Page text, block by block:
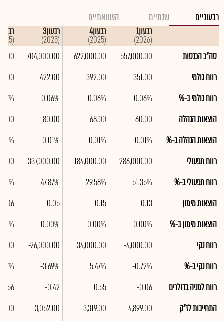
רבעוניים שנתיים השוואתיים
רבעון1
(2026)
רבעון4
(2025)
רבעון3
(2025)
רבעון2
(2025)
סה"כ הכנסות
557,000.00
622,000.00
704,000.00
רווח גולמי
351.00
392.00
422.00
רווח גולמי ב-%
0.06%
0.06%
0.06%
הוצאות הנהלה
60.00
68.00
80.00
הוצאות הנהלה ב-%
0.01%
0.01%
0.01%
רווח תפעולי
286,000.00
184,000.00
337,000.00
רווח תפעולי ב-%
51.35%
29.58%
47.87%
הוצאות מימון
0.13
0.15
0.05
0.06
הוצאות מימון ב-%
0.00%
0.00%
0.00%
רווח נקי
-4,000.00
34,000.00
-26,000.00
רווח נקי ב-%
-0.72%
5.47%
-3.69%
רווח למניה בדולרים
-0.06
0.55
-0.42
1.56
התחייבות לז"ק
4,899.00
3,319.00
3,052.00